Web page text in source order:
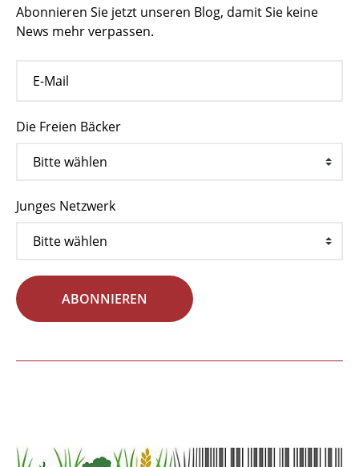
Abonnieren Sie jetzt unseren Blog, damit Sie keine
News mehr verpassen.
Die Freien Bäcker
Junges Netzwerk
ABONNIEREN